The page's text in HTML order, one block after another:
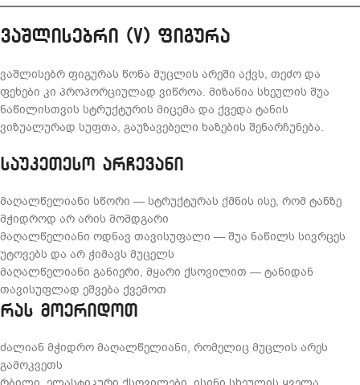
ვაშლისებრი (V) ფიგურა
ვაშლისებრ ფიგურას წონა მუცლის არეში აქვს, თეძო და
ფეხები კი პროპორციულად ვიწროა. მიზანია სხეულის შუა
ნაწილისთვის სტრუქტურის მიცემა და ქვედა ტანის
ვიზუალურად სუფთა, გაუზავებელი ხაზების შენარჩუნება.
საუკეთესო არჩევანი
მაღალწელიანი სწორი — სტრუქტურას ქმნის ისე, რომ ტანზე
მჭიდროდ არ არის მომდგარი
მაღალწელიანი ოდნავ თავისუფალი — შუა ნაწილს სივრცეს
უტოვებს და არ ჭიმავს მუცელს
მაღალწელიანი განიერი, მყარი ქსოვილით — ტანიდან
თავისუფლად ეშვება ქვემოთ
რას მოერიდოთ
ძალიან მჭიდრო მაღალწელიანი, რომელიც მუცლის არეს
გამოკვეთს